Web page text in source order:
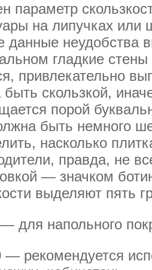
параметр
на липучках или
данные неудобства
гладкие
привлекательно
скользкой,
порой
быть немного
насколько
правда, не
— значком
выделяют пять
для напольного
— рекомендуется